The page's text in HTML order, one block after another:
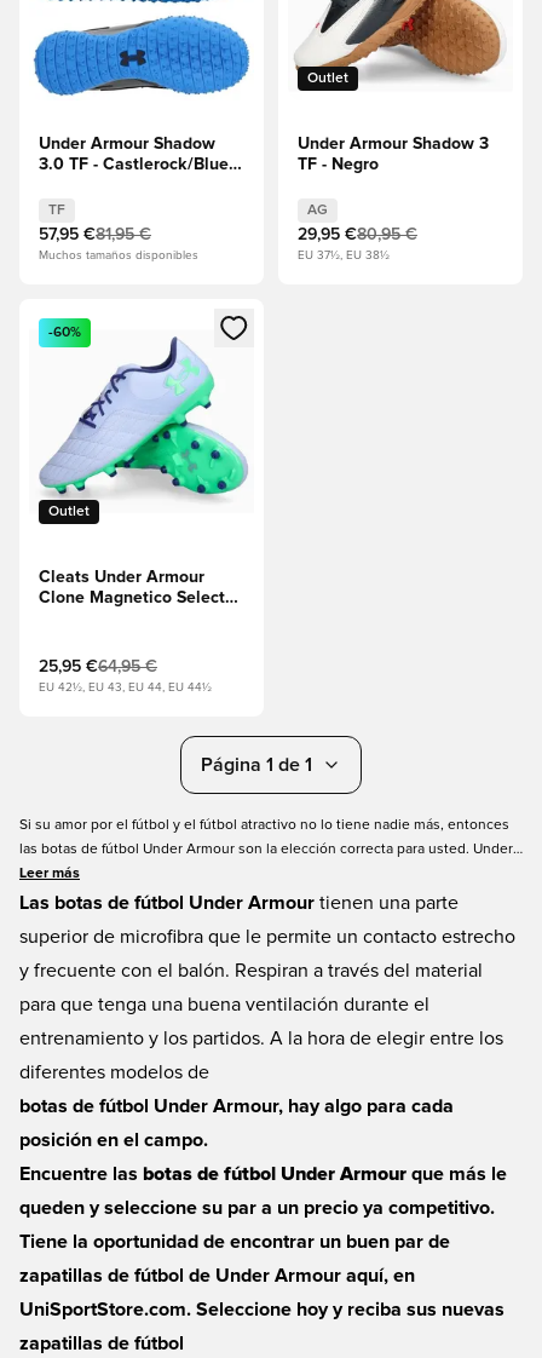
Under Armour Shadow
3.0 TF - Castlerock/Blue
TF
57,95 €81,95 €
Muchos tamaños disponibles
Outlet
Under Armour Shadow 3
TF - Negro
AG
29,95 €80,95 €
EU 37½, EU 38½
Abre un modal para iniciar sesión o registrarse como
Outlet
-60%
Cleats Under Armour
Clone Magnetico Select
25,95 €64,95 €
EU 42½, EU 43, EU 44, EU 44½
Página 1 de 1
Si su amor por el fútbol y el fútbol atractivo no lo tiene nadie más, entonces
las botas de fútbol Under Armour son la elección correcta para usted. Under
Armour es una marca deportiva estadounidense conocida en todo el mundo
por su ropa interior funcional, pero también puede encontrar fútbol en Under
patentado absorben los golpes y las fricciones de manera significativa. Todo
para facilitarle las cosas como jugador de fútbol.
Leer más
Las botas de fútbol Under Armour tienen una parte
superior de microfibra que le permite un contacto estrecho
y frecuente con el balón. Respiran a través del material
para que tenga una buena ventilación durante el
entrenamiento y los partidos. A la hora de elegir entre los
diferentes modelos de
botas de fútbol Under Armour, hay algo para cada
posición en el campo.
Encuentre las botas de fútbol Under Armour que más le
queden y seleccione su par a un precio ya competitivo.
Tiene la oportunidad de encontrar un buen par de
zapatillas de fútbol de Under Armour aquí, en
UniSportStore.com. Seleccione hoy y reciba sus nuevas
zapatillas de fútbol